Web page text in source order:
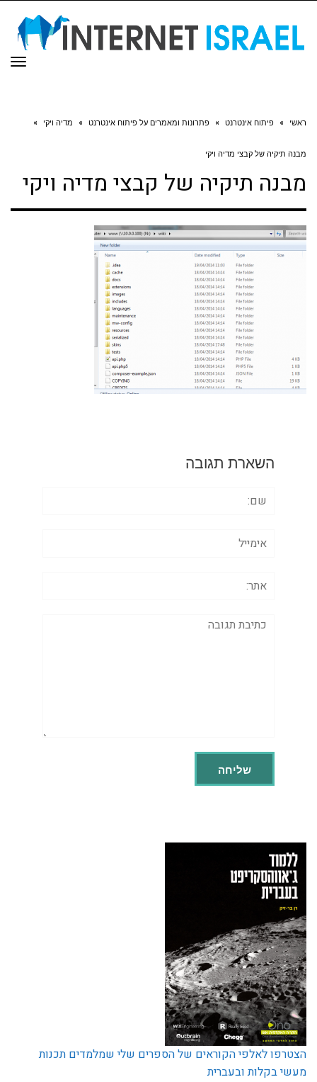
ראשי » פיתוח אינטרנט » פתרונות ומאמרים על פיתוח אינטרנט » מדיה ויקי »
מבנה תיקיה של קבצי מדיה ויקי
מבנה תיקיה של קבצי מדיה ויקי
השארת תגובה
תגובה
הצטרפו לאלפי הקוראים של הספרים שלי שמלמדים תכנות
מעשי בקלות ובעברית